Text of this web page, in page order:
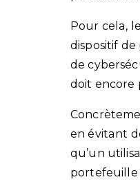
Pour cela,
dispositif
de
doit encore
en évitant
qu’un
portefeuille